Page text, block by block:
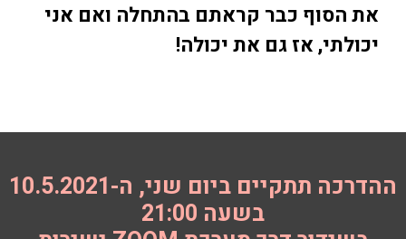
את הסוף כבר קראתם בהתחלה ואם אני
יכולתי, אז גם את יכולה!
ההדרכה תתקיים ביום שני, ה-10.5.2021
בשעה 21:00